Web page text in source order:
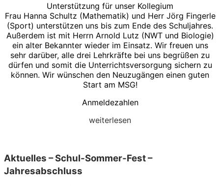
Unterstützung für unser Kollegium
Frau Hanna Schultz (Mathematik) und Herr Jörg Fingerle
(Sport) unterstützen uns bis zum Ende des Schuljahres.
Außerdem ist mit Herrn Arnold Lutz (NWT und Biologie)
ein alter Bekannter wieder im Einsatz. Wir freuen uns
sehr darüber, alle drei Lehrkräfte bei uns begrüßen zu
dürfen und somit die Unterrichtsversorgung sichern zu
können. Wir wünschen den Neuzugängen einen guten
Start am MSG!
Anmeldezahlen
weiterlesen
Aktuelles – Schul-Sommer-Fest –
Jahresabschluss